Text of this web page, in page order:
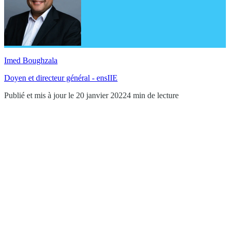
Imed Boughzala
Doyen et directeur général - ensIIE
Publié et mis à jour le 20 janvier 20224 min de lecture